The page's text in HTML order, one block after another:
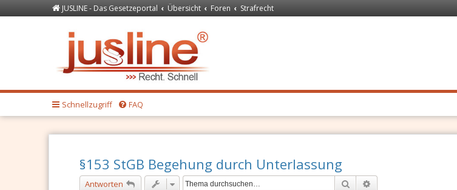
JUSLINE - Das Gesetzeportal Übersicht Foren Strafrecht
Schnellzugriff FAQ
§153 StGB Begehung durch Unterlassung
Antworten Suche